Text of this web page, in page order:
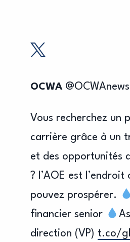
OCWA @OCWAnews
Vous recherchez un
carrière grâce à un
et des opportunités
? l’AOE est l’endroit
pouvez prospérer.
financier senior
direction (VP) t.co/